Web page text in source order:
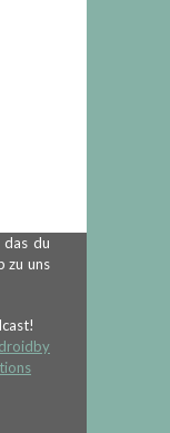
das du
zu uns
by